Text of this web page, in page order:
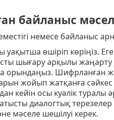
байланыс
немесе байланыс
уақытша өшіріп көріңіз.
шығару арқылы
орындаңыз. Шифрланған
жойып жатқанға
кейін осы куәлік
диалогтық
мәселе шешілуі керек.